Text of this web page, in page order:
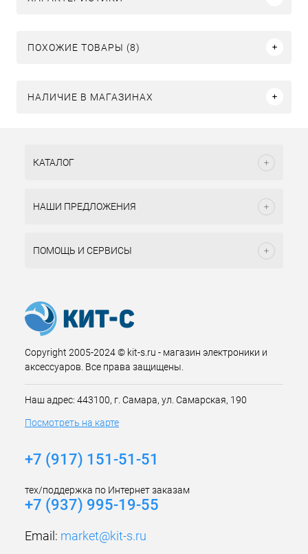
ПОХОЖИЕ ТОВАРЫ (8)
НАЛИЧИЕ В МАГАЗИНАХ
КАТАЛОГ
НАШИ ПРЕДЛОЖЕНИЯ
ПОМОЩЬ И СЕРВИСЫ
Copyright 2005-2024 © kit-s.ru - магазин электроники и
аксессуаров. Все права защищены.
Наш адрес: 443100, г. Самара, ул. Самарская, 190
Посмотреть на карте
+7 (917) 151-51-51
тех/поддержка по Интернет заказам
+7 (937) 995-19-55
Email: market@kit-s.ru